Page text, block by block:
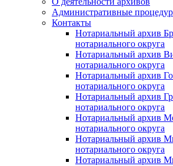
Административные
Контакты
Нотариальный архив
нотариального округа
Нотариальный архив
нотариального округа
Нотариальный архив
нотариального округа
Нотариальный архив
нотариального округа
Нотариальный архив
нотариального округа
Нотариальный архив
нотариального округа
Нотариальный архив